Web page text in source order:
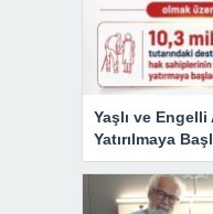
Yaşlı ve Engelli
Yatırılmaya